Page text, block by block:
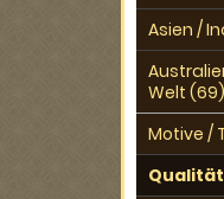
Asien /
Welt (69)
Motive /